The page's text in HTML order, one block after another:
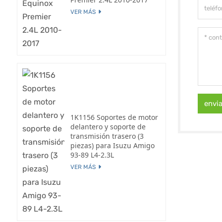
VER MÁS
1K1156 Soportes de motor
delantero y soporte de
transmisión trasero (3
piezas) para Isuzu Amigo
93-89 L4-2.3L
VER MÁS